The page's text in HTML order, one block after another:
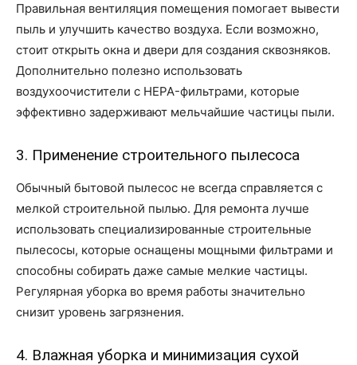
Правильная вентиляция помещения помогает вывести
пыль и улучшить качество воздуха. Если возможно,
стоит открыть окна и двери для создания сквозняков.
Дополнительно полезно использовать
воздухоочистители с HEPA-фильтрами, которые
эффективно задерживают мельчайшие частицы пыли.
3. Применение строительного пылесоса
Обычный бытовой пылесос не всегда справляется с
мелкой строительной пылью. Для ремонта лучше
использовать специализированные строительные
пылесосы, которые оснащены мощными фильтрами и
способны собирать даже самые мелкие частицы.
Регулярная уборка во время работы значительно
снизит уровень загрязнения.
4. Влажная уборка и минимизация сухой